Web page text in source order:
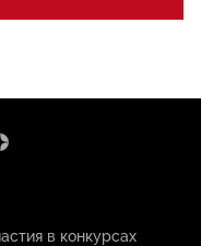
в конкурсах